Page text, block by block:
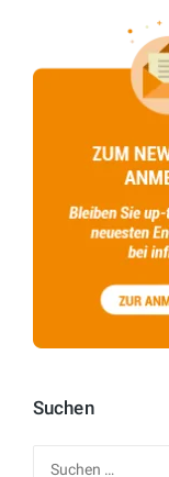
Suchen